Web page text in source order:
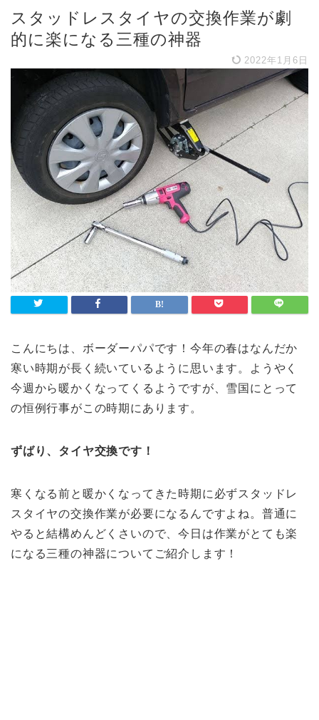
スタッドレスタイヤの交換作業が劇
的に楽になる三種の神器
2022年1月6日
こんにちは、ボーダーパパです！今年の春はなんだか
寒い時期が長く続いているように思います。ようやく
今週から暖かくなってくるようですが、雪国にとって
の恒例行事がこの時期にあります。
ずばり、タイヤ交換です！
寒くなる前と暖かくなってきた時期に必ずスタッドレ
スタイヤの交換作業が必要になるんですよね。普通に
やると結構めんどくさいので、今日は作業がとても楽
になる三種の神器についてご紹介します！